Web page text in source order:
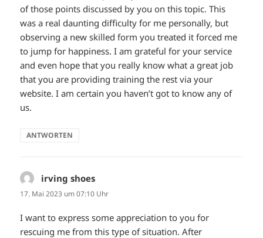
of those points discussed by you on this topic. This
was a real daunting difficulty for me personally, but
observing a new skilled form you treated it forced me
to jump for happiness. I am grateful for your service
and even hope that you really know what a great job
that you are providing training the rest via your
website. I am certain you haven’t got to know any of
us.
ANTWORTEN
irving shoes
17. Mai 2023 um 07:10 Uhr
I want to express some appreciation to you for
rescuing me from this type of situation. After